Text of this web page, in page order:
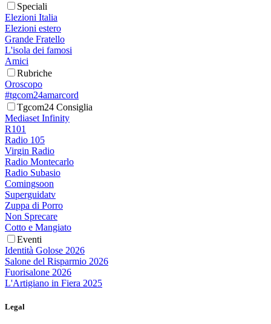
Speciali
Elezioni Italia
Elezioni estero
Grande Fratello
L'isola dei famosi
Amici
Rubriche
Oroscopo
#tgcom24amarcord
Tgcom24 Consiglia
Mediaset Infinity
R101
Radio 105
Virgin Radio
Radio Montecarlo
Radio Subasio
Comingsoon
Superguidatv
Zuppa di Porro
Non Sprecare
Cotto e Mangiato
Eventi
Identità Golose 2026
Salone del Risparmio 2026
Fuorisalone 2026
L'Artigiano in Fiera 2025
Legal